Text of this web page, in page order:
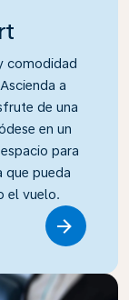
comodidad
a
de una
en un
para
que pueda
el vuelo.